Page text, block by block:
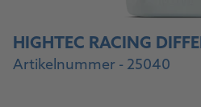
Artikelnummer - 25040